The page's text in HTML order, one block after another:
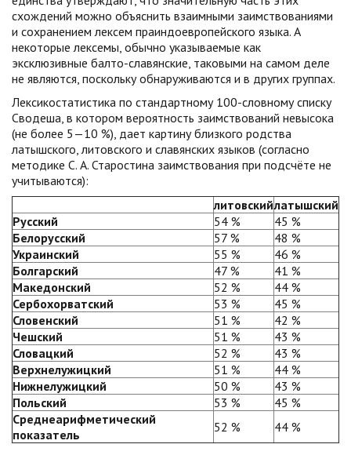
схождений можно объяснить взаимными заимствованиями
и сохранением лексем праиндоевропейского языка. А
некоторые лексемы, обычно указываемые как
эксклюзивные балто-славянские, таковыми на самом деле
не являются, поскольку обнаруживаются и в других группах.
Лексикостатистика по стандартному 100-словному списку
Сводеша, в котором вероятность заимствований невысока
(не более 5—10 %), дает картину близкого родства
латышского, литовского и славянских языков (согласно
методике С. А. Старостина заимствования при подсчёте не
учитываются):
литовскийлатышский
Русский
54 %
45 %
Белорусский
57 %
48 %
Украинский
55 %
46 %
Болгарский
47 %
41 %
Македонский
52 %
44 %
Сербохорватский
53 %
45 %
Словенский
51 %
42 %
Чешский
51 %
43 %
Словацкий
52 %
43 %
Верхнелужицкий
51 %
44 %
Нижнелужицкий
50 %
43 %
Польский
53 %
45 %
Среднеарифметический
показатель
52 % 44 %